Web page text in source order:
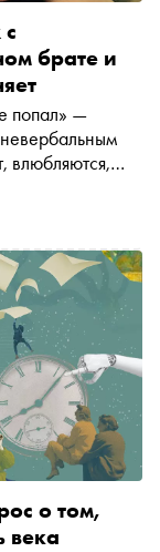
брате и
попал» —
влюбляются,
Минекаев,
и продюсер
его
для
озвучкой
«Сироткин»
и почему
о том,
века